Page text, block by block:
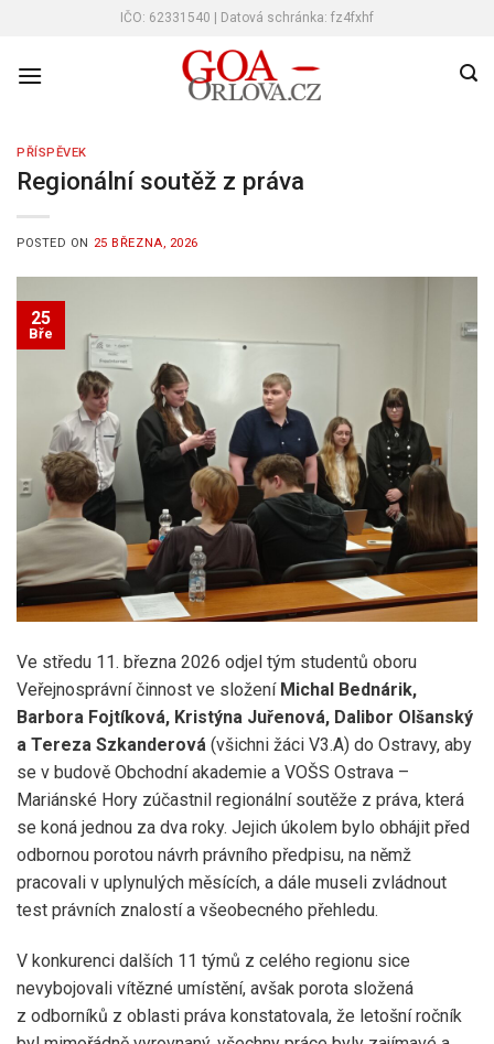
content
IČO: 62331540 | Datová schránka: fz4fxhf
PŘÍSPĚVEK
Regionální soutěž z práva
POSTED ON 25 BŘEZNA, 2026
25
Bře
Ve středu 11. března 2026 odjel tým studentů oboru
Veřejnosprávní činnost ve složení Michal Bednárik,
Barbora Fojtíková, Kristýna Juřenová, Dalibor Olšanský
a Tereza Szkanderová (všichni žáci V3.A) do Ostravy, aby
se v budově Obchodní akademie a VOŠS Ostrava –
Mariánské Hory zúčastnil regionální soutěže z práva, která
se koná jednou za dva roky. Jejich úkolem bylo obhájit před
odbornou porotou návrh právního předpisu, na němž
pracovali v uplynulých měsících, a dále museli zvládnout
test právních znalostí a všeobecného přehledu.
V konkurenci dalších 11 týmů z celého regionu sice
nevybojovali vítězné umístění, avšak porota složená
z odborníků z oblasti práva konstatovala, že letošní ročník